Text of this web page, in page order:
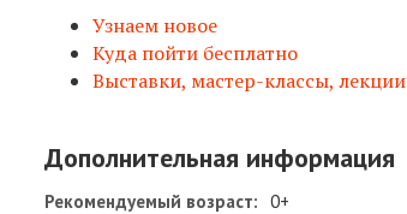
Узнаем новое
Куда пойти бесплатно
Выставки, мастер-классы, лекции
Дополнительная информация
Рекомендуемый возраст: 0+